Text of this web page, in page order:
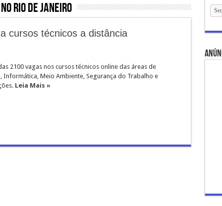
Rio de Janeiro
cursos técnicos a distância
2100 vagas nos cursos técnicos online das áreas de
Informática, Meio Ambiente, Segurança do Trabalho e
Leia Mais »